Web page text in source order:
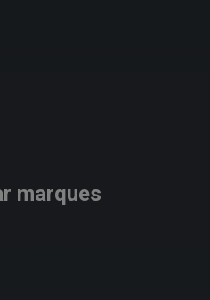
marques